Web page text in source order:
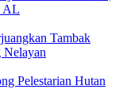
AL
Tambak
Nelayan
Pelestarian Hutan